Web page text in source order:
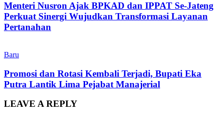
Menteri Nusron Ajak BPKAD dan IPPAT Se-Jateng
Perkuat Sinergi Wujudkan Transformasi Layanan
Pertanahan
Baru
Promosi dan Rotasi Kembali Terjadi, Bupati Eka
Putra Lantik Lima Pejabat Manajerial
LEAVE A REPLY